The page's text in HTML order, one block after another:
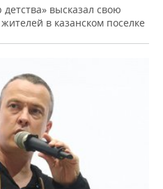
высказал свою
в казанском поселке